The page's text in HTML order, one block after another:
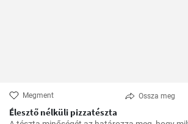
Megment Ossza meg
Élesztő nélküli pizzatészta